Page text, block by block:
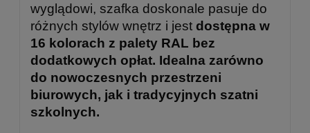
wyglądowi, szafka doskonale pasuje do
różnych stylów wnętrz i jest dostępna w
16 kolorach z palety RAL bez
dodatkowych opłat. Idealna zarówno
do nowoczesnych przestrzeni
biurowych, jak i tradycyjnych szatni
szkolnych.